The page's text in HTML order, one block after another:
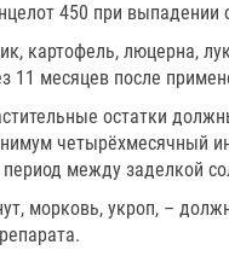
450 при
картофель, люцерна,
11 месяцев после
остатки
четырёхмесячный
между заделкой
морковь, укроп, –